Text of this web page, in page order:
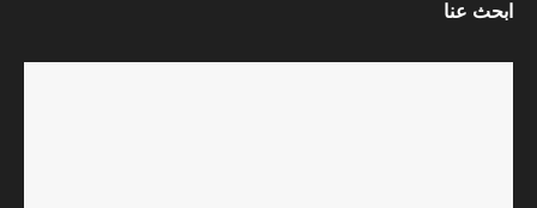
ابحث عنا